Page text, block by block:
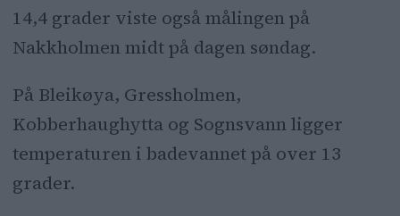
14,4 grader viste også målingen på
Nakkholmen midt på dagen søndag.
På Bleikøya, Gressholmen,
Kobberhaughytta og Sognsvann ligger
temperaturen i badevannet på over 13
grader.